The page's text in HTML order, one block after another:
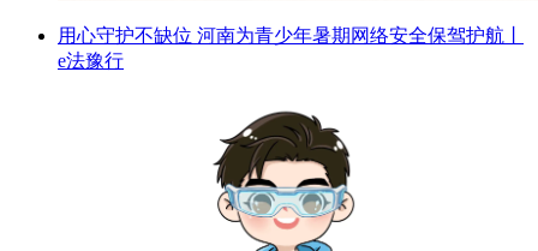
用心守护不缺位 河南为青少年暑期网络安全保驾护航丨
e法豫行